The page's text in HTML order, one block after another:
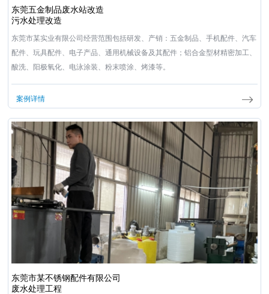
东莞五金制品废水站改造
污水处理改造
东莞市某实业有限公司经营范围包括研发、产销：五金制品、手机配件、汽车
配件、玩具配件、电子产品、通用机械设备及其配件；铝合金型材精密加工、
酸洗、阳极氧化、电泳涂装、粉末喷涂、烤漆等。
案例详情
东莞市某不锈钢配件有限公司
废水处理工程